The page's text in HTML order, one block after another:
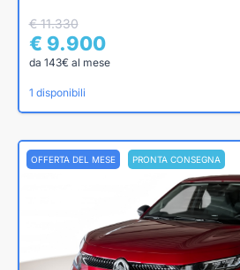
€ 11.330
€ 9.900
da 143€ al mese
1 disponibili
OFFERTA DEL MESE PRONTA CONSEGNA